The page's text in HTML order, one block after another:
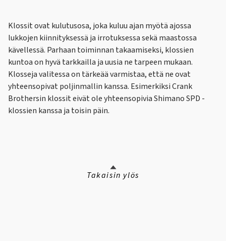
Klossit ovat kulutusosa, joka kuluu ajan myötä ajossa
lukkojen kiinnityksessä ja irrotuksessa sekä maastossa
kävellessä. Parhaan toiminnan takaamiseksi, klossien
kuntoa on hyvä tarkkailla ja uusia ne tarpeen mukaan.
Klosseja valitessa on tärkeää varmistaa, että ne ovat
yhteensopivat poljinmallin kanssa. Esimerkiksi Crank
Brothersin klossit eivät ole yhteensopivia Shimano SPD -
klossien kanssa ja toisin päin.
Takaisin ylös